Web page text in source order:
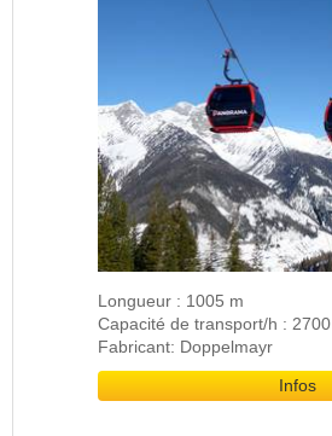
Longueur : 1005 m
Capacité de transport/h : 2700
Fabricant: Doppelmayr
Infos